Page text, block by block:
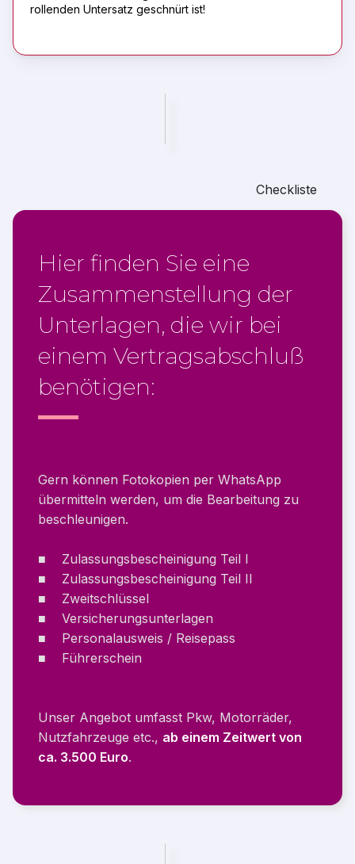
rollenden Untersatz geschnürt ist!
Checkliste
Hier finden Sie eine
Zusammenstellung der
Unterlagen, die wir bei
einem Vertragsabschluß
benötigen:
Gern können Fotokopien per WhatsApp
übermitteln werden, um die Bearbeitung zu
beschleunigen.
Zulassungsbescheinigung Teil I
Zulassungsbescheinigung Teil II
Zweitschlüssel
Versicherungsunterlagen
Personalausweis / Reisepass
Führerschein
Unser Angebot umfasst Pkw, Motorräder,
Nutzfahrzeuge etc., ab einem Zeitwert von
ca. 3.500 Euro.